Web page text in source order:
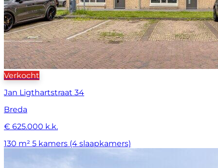
Verkocht
Jan Ligthartstraat 34
Breda
€ 625.000 k.k.
130 m² 5 kamers (4 slaapkamers)